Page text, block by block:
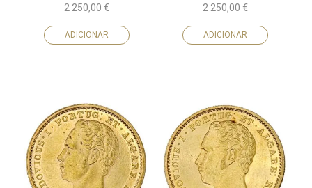
2 250,00 €
ADICIONAR
2 250,00 €
ADICIONAR